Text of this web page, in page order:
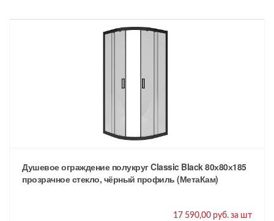
Душевое ограждение полукруг Classic Black 80х80х185
прозрачное стекло, чёрный профиль (МетаКам)
17 590,00 руб. за шт